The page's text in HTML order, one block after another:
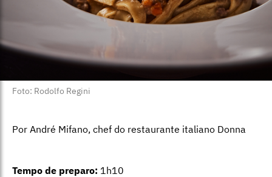
Foto: Rodolfo Regini
Por André Mifano, chef do restaurante italiano Donna
Tempo de preparo: 1h10